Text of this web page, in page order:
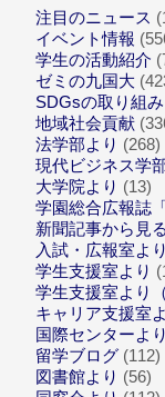
注目のニュース
イベント情報
学生の活動紹介
ゼミの九国大
SDGsの取り組み
地域社会貢献
法学部より (268)
現代ビジネス学
大学院より (13)
学園総合広報誌
新聞記事から見
入試・広報室より
学生支援室より
学生支援室より
キャリア支援室
国際センターより
留学ブログ (112)
図書館より (56)